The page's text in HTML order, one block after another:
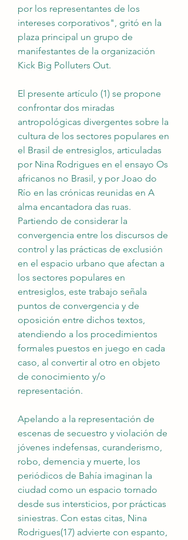
por los representantes de los
intereses corporativos", gritó en la
plaza principal un grupo de
manifestantes de la organización
Kick Big Polluters Out.
El presente artículo (1) se propone
confrontar dos miradas
antropológicas divergentes sobre la
cultura de los sectores populares en
el Brasil de entresiglos, articuladas
por Nina Rodrigues en el ensayo Os
africanos no Brasil, y por Joao do
Río en las crónicas reunidas en A
alma encantadora das ruas.
Partiendo de considerar la
convergencia entre los discursos de
control y las prácticas de exclusión
en el espacio urbano que afectan a
los sectores populares en
entresiglos, este trabajo señala
puntos de convergencia y de
oposición entre dichos textos,
atendiendo a los procedimientos
formales puestos en juego en cada
caso, al convertir al otro en objeto
de conocimiento y/o
representación.
Apelando a la representación de
escenas de secuestro y violación de
jóvenes indefensas, curanderismo,
robo, demencia y muerte, los
periódicos de Bahía imaginan la
ciudad como un espacio tornado
desde sus intersticios, por prácticas
siniestras. Con estas citas, Nina
Rodrigues(17) advierte con espanto,